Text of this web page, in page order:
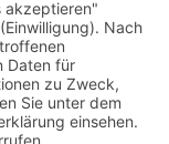
Bundesländer wie
Rheinland-Pfalz,
,Schleswig-Holstein,
,Sachsen-Anhalt ,
auch inHeilbronn